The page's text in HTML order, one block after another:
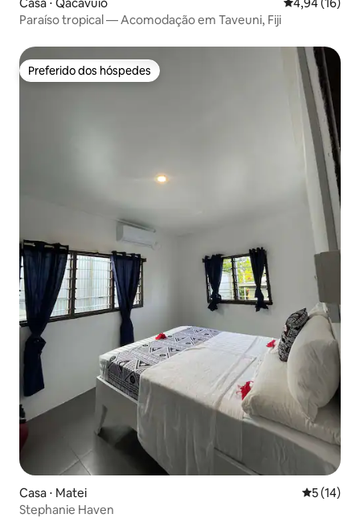
Casa ⋅ Qacavuio 4,94 de uma
4,94 (16)
Paraíso tropical — Acomodação em Taveuni, Fiji
Preferido dos hóspedes
Preferido dos hóspedes
Casa ⋅ Matei 5 de uma
5 (14)
Stephanie Haven